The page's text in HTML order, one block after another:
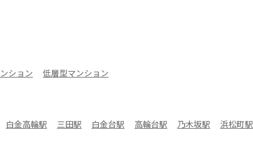
ション 低層型マンション
白金高輪駅 三田駅 白金台駅 高輪台駅 乃木坂駅 浜松町駅